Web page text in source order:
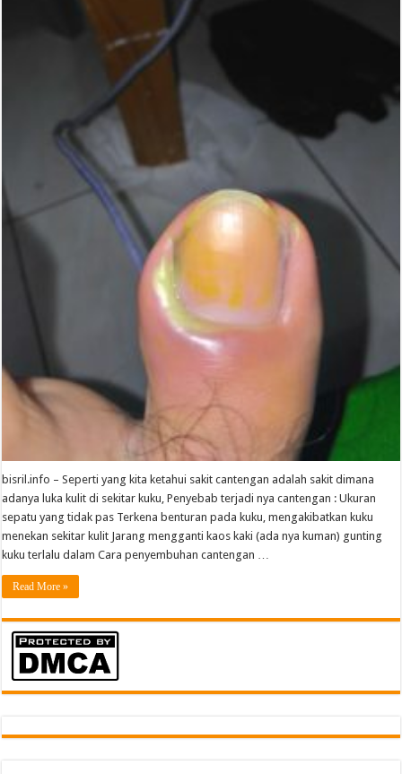
bisril.info – Seperti yang kita ketahui sakit cantengan adalah sakit dimana
adanya luka kulit di sekitar kuku, Penyebab terjadi nya cantengan : Ukuran
sepatu yang tidak pas Terkena benturan pada kuku, mengakibatkan kuku
menekan sekitar kulit Jarang mengganti kaos kaki (ada nya kuman) gunting
kuku terlalu dalam Cara penyembuhan cantengan …
Read More »